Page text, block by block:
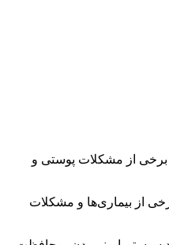
برخی از مشکلات پوستی و
از بیماری‌ها و مشکلات